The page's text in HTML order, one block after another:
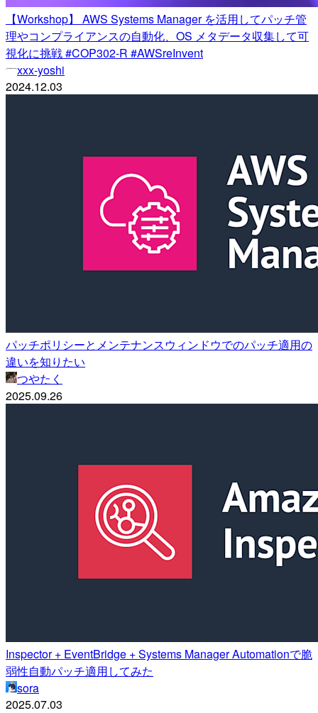
【Workshop】 AWS Systems Manager を活用してパッチ管
理やコンプライアンスの自動化、OS メタデータ収集して可
視化に挑戦 #COP302-R #AWSreInvent
xxx-yoshi
2024.12.03
パッチポリシーとメンテナンスウィンドウでのパッチ適用の
違いを知りたい
つやたく
2025.09.26
Inspector + EventBridge + Systems Manager Automationで脆
弱性自動パッチ適用してみた
sora
2025.07.03